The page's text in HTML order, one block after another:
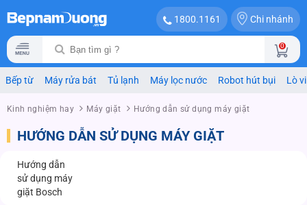
1800.1161 Chi nhánh
0
Bếp từ Máy rửa bát Tủ lạnh Máy lọc nước Robot hút bụi Lò
Kinh nghiệm hay Máy giặt Hướng dẫn sử dụng máy giặt
HƯỚNG DẪN SỬ DỤNG MÁY GIẶT
Hướng dẫn
sử dụng máy
giặt Bosch